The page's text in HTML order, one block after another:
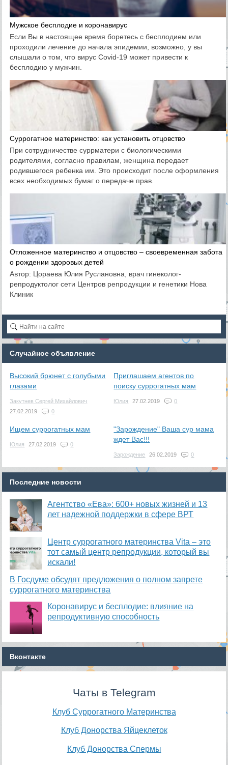
Мужское бесплодие и коронавирус
Если Вы в настоящее время боретесь с бесплодием или
проходили лечение до начала эпидемии, возможно, у вы
слышали о том, что вирус Covid-19 может привести к
бесплодию у мужчин.
Суррогатное материнство: как установить отцовство
При сотрудничестве суррматери с биологическими
родителями, согласно правилам, женщина передает
родившегося ребенка им. Это происходит после оформления
всех необходимых бумаг о передаче прав.
Отложенное материнство и отцовство – своевременная забота
о рождении здоровых детей
Автор: Цораева Юлия Руслановна, врач гинеколог-
репродуктолог сети Центров репродукции и генетики Нова
Клиник
Случайное объявление
Высокий брюнет с голубыми
глазами
Закутнев Сергей Михайлович
27.02.2019
0
Приглашаем агентов по
поиску суррогатных мам
Юлия 27.02.2019 0
Ищем суррогатных мам
Юлия 27.02.2019 0
"Зарождение" Ваша сур мама
ждет Вас!!!
Зарождение 26.02.2019 0
Последние новости
Агентство «Ева»: 600+ новых жизней и 13
лет надежной поддержки в сфере ВРТ
​Центр суррогатного материнства Vita – это
тот самый центр репродукции, который вы
искали!
В Госдуме обсудят предложения о полном запрете
суррогатного материнства
Коронавирус и бесплодие: влияние на
репродуктивную способность
Вконтакте
Чаты в Telegram
Клуб Суррогатного Материнства
Клуб Донорства Яйцеклеток
Клуб Донорства Спермы